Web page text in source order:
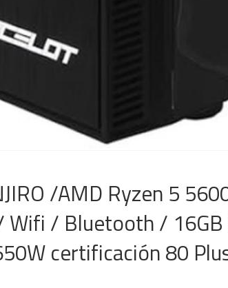
/AMD Ryzen 5
Wifi / Bluetooth /
certificación 80